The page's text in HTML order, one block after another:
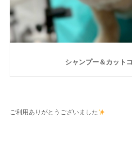
シャンプー＆カット
ご利用ありがとうございました